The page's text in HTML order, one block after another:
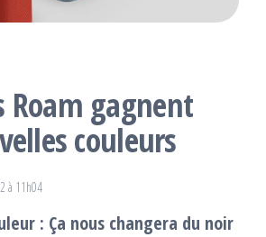
Roam gagnent
couleurs
à 11h04
: Ça nous changera du noir